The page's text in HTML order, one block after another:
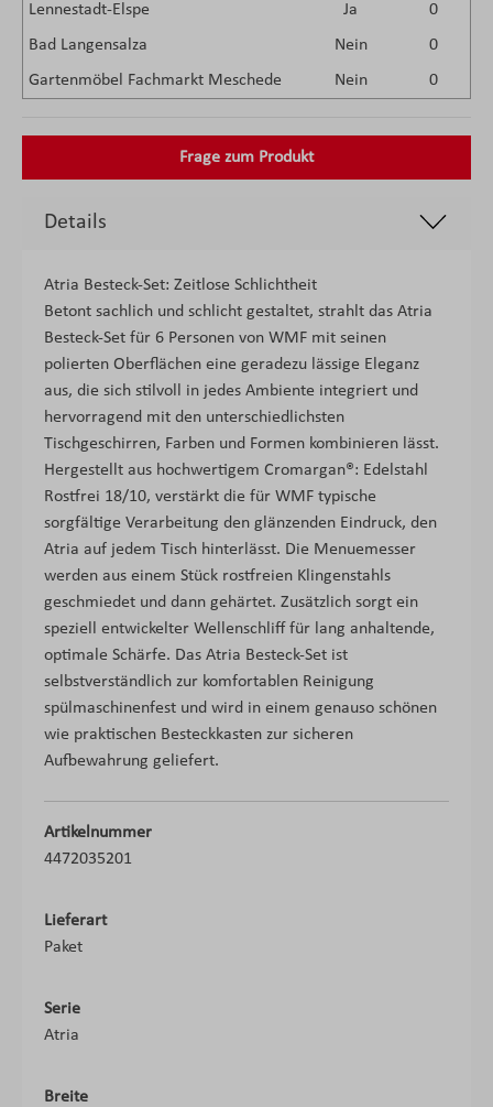
Lennestadt-Elspe
Ja
0
Bad Langensalza
Nein
0
Gartenmöbel Fachmarkt Meschede
Nein 0
Frage zum Produkt
Details
Atria Besteck-Set: Zeitlose Schlichtheit
Betont sachlich und schlicht gestaltet, strahlt das Atria
Besteck-Set für 6 Personen von WMF mit seinen
polierten Oberflächen eine geradezu lässige Eleganz
aus, die sich stilvoll in jedes Ambiente integriert und
hervorragend mit den unterschiedlichsten
Tischgeschirren, Farben und Formen kombinieren lässt.
Hergestellt aus hochwertigem Cromargan®: Edelstahl
Rostfrei 18/10, verstärkt die für WMF typische
sorgfältige Verarbeitung den glänzenden Eindruck, den
Atria auf jedem Tisch hinterlässt. Die Menuemesser
werden aus einem Stück rostfreien Klingenstahls
geschmiedet und dann gehärtet. Zusätzlich sorgt ein
speziell entwickelter Wellenschliff für lang anhaltende,
optimale Schärfe. Das Atria Besteck-Set ist
selbstverständlich zur komfortablen Reinigung
spülmaschinenfest und wird in einem genauso schönen
wie praktischen Besteckkasten zur sicheren
Aufbewahrung geliefert.
Artikelnummer
4472035201
Lieferart
Paket
Serie
Atria
Breite